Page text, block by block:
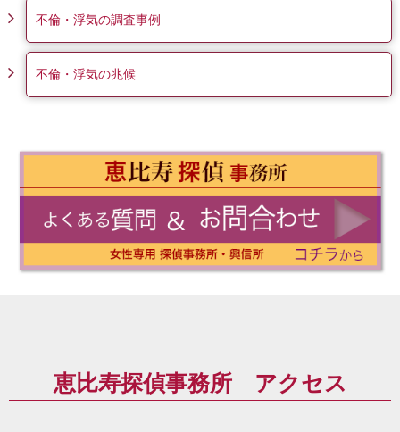
不倫・浮気の調査事例
不倫・浮気の兆候
恵比寿探偵事務所 アクセス